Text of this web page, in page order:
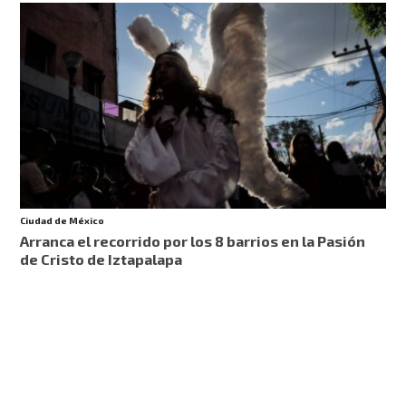
Ciudad de México
Arranca el recorrido por los 8 barrios en la Pasión
de Cristo de Iztapalapa